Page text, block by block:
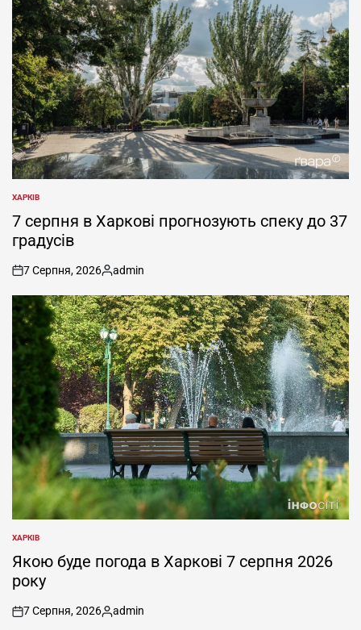
ОПУБЛІКУВАТИ
У
ХАРКІВ
7 серпня в Харкові прогнозують спеку до 37
градусів
on
7 Серпня, 2026
Опубліковано
admin
ОПУБЛІКУВАТИ
У
ХАРКІВ
Якою буде погода в Харкові 7 серпня 2026
року
on
7 Серпня, 2026
Опубліковано
admin